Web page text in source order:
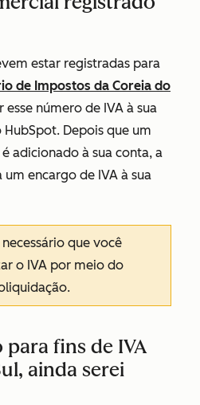
estar registradas para
de Impostos da Coreia do
número de IVA à sua
Depois que um
adicionado à sua conta, a
encargo de IVA à sua
que você
o IVA por meio do
fins de IVA
ainda serei